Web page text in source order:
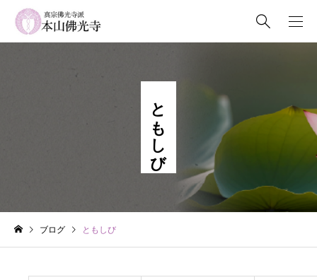
ともしび
ブログ ともしび